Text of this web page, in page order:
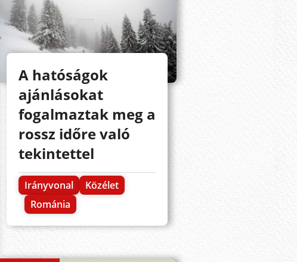
A hatóságok
ajánlásokat
fogalmaztak meg a
rossz időre való
tekintettel
Irányvonal
Közélet
Románia